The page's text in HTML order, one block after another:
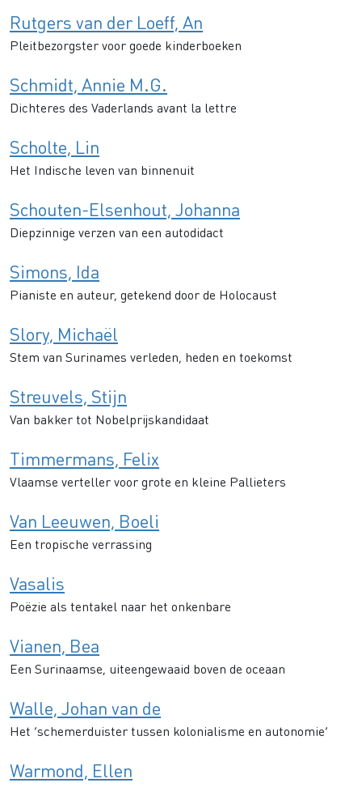
Rutgers van der Loeff, An
Pleitbezorgster voor goede kinderboeken
Schmidt, Annie M.G.
Dichteres des Vaderlands avant la lettre
Scholte, Lin
Het Indische leven van binnenuit
Schouten-Elsenhout, Johanna
Diepzinnige verzen van een autodidact
Simons, Ida
Pianiste en auteur, getekend door de Holocaust
Slory, Michaël
Stem van Surinames verleden, heden en toekomst
Streuvels, Stijn
Van bakker tot Nobelprijskandidaat
Timmermans, Felix
Vlaamse verteller voor grote en kleine Pallieters
Van Leeuwen, Boeli
Een tropische verrassing
Vasalis
Poëzie als tentakel naar het onkenbare
Vianen, Bea
Een Surinaamse, uiteengewaaid boven de oceaan
Walle, Johan van de
Het ‘schemerduister tussen kolonialisme en autonomie’
Warmond, Ellen